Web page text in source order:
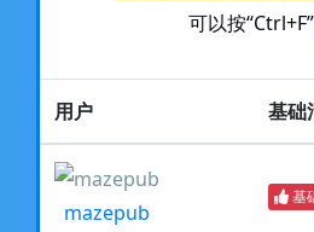
可以按
用户 基础
mazepub
基